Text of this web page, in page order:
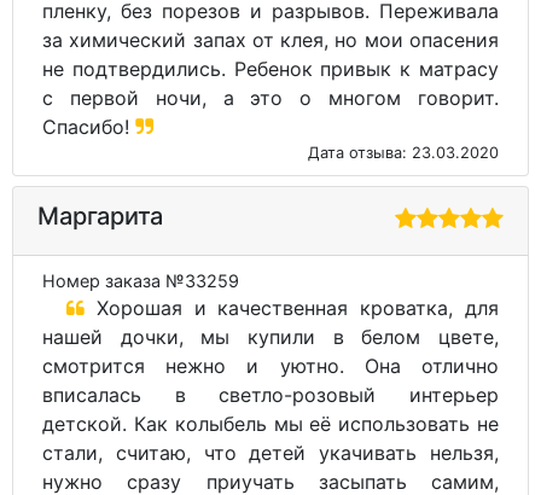
пленку, без порезов и разрывов. Переживала
за химический запах от клея, но мои опасения
не подтвердились. Ребенок привык к матрасу
с первой ночи, а это о многом говорит.
Спасибо!
Дата отзыва: 23.03.2020
Маргарита
Номер заказа №33259
Хорошая и качественная кроватка, для
нашей дочки, мы купили в белом цвете,
смотрится нежно и уютно. Она отлично
вписалась в светло-розовый интерьер
детской. Как колыбель мы её использовать не
стали, считаю, что детей укачивать нельзя,
нужно сразу приучать засыпать самим,